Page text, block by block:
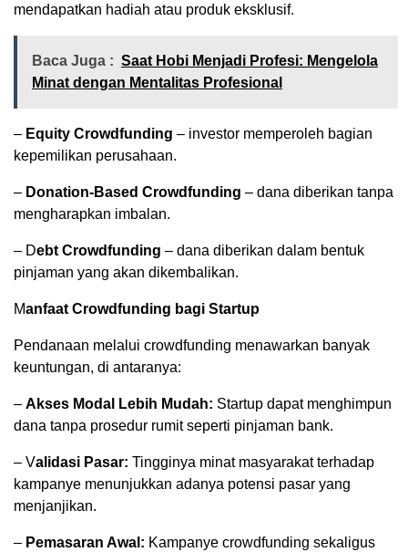
mendapatkan hadiah atau produk eksklusif.
Baca Juga : Saat Hobi Menjadi Profesi: Mengelola
Minat dengan Mentalitas Profesional
– Equity Crowdfunding – investor memperoleh bagian
kepemilikan perusahaan.
– Donation-Based Crowdfunding – dana diberikan tanpa
mengharapkan imbalan.
– Debt Crowdfunding – dana diberikan dalam bentuk
pinjaman yang akan dikembalikan.
Manfaat Crowdfunding bagi Startup
Pendanaan melalui crowdfunding menawarkan banyak
keuntungan, di antaranya:
– Akses Modal Lebih Mudah: Startup dapat menghimpun
dana tanpa prosedur rumit seperti pinjaman bank.
– Validasi Pasar: Tingginya minat masyarakat terhadap
kampanye menunjukkan adanya potensi pasar yang
menjanjikan.
– Pemasaran Awal: Kampanye crowdfunding sekaligus